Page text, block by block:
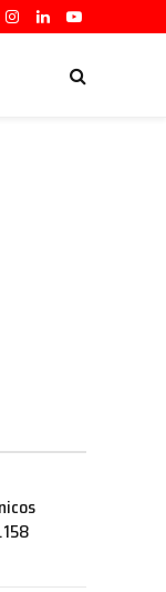
Instagram
LinkedInYouTube